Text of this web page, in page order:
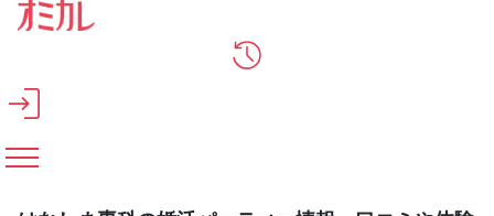
メインコンテンツへスキップ